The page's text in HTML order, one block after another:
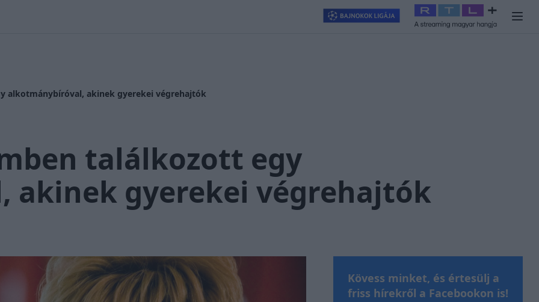
RTL+ #Exek csatája 2026 #Celeb vagyok, ments
alkotmánybíróval, akinek gyerekei végrehajtók
találkozott egy
akinek gyerekei végrehajtók
Kövess minket, és értesülj a
friss hírekről a Facebookon is!